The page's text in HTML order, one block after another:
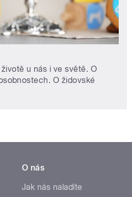
u nás i ve světě. O
O židovské
O nás
Jak nás naladíte